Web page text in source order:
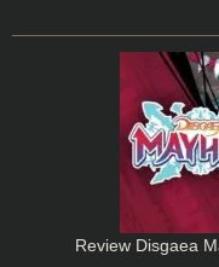
Review Disgaea